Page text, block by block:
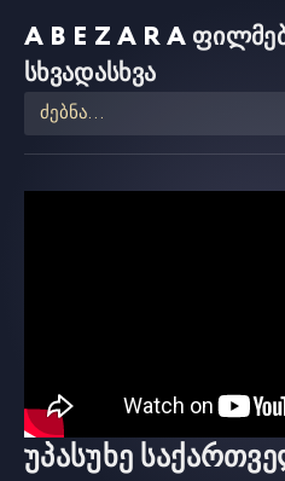
ABEZARA
სხვადასხვა
უპასუხე